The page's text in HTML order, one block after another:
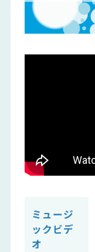
ミュージ
ックビデ
オ